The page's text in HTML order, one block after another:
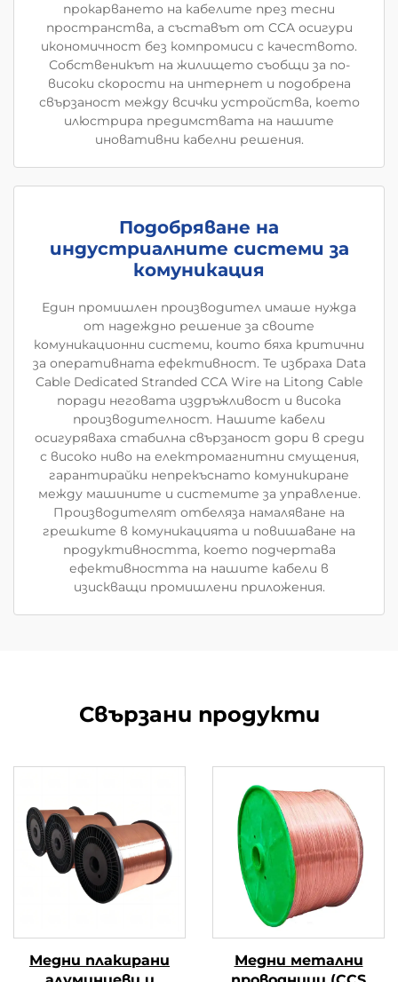
прокарването на кабелите през тесни
пространства, а съставът от CCA осигури
икономичност без компромиси с качеството.
Собственикът на жилището съобщи за по-
високи скорости на интернет и подобрена
свързаност между всички устройства, което
илюстрира предимствата на нашите
иновативни кабелни решения.
Подобряване на
индустриалните системи за
комуникация
Един промишлен производител имаше нужда
от надеждно решение за своите
комуникационни системи, които бяха критични
за оперативната ефективност. Те избраха Data
Cable Dedicated Stranded CCA Wire на Litong Cable
поради неговата издръжливост и висока
производителност. Нашите кабели
осигуряваха стабилна свързаност дори в среди
с високо ниво на електромагнитни смущения,
гарантирайки непрекъснато комуникиране
между машините и системите за управление.
Производителят отбеляза намаляване на
грешките в комуникацията и повишаване на
продуктивността, което подчертава
ефективността на нашите кабели в
изискващи промишлени приложения.
Свързани продукти
Медни плакирани
Медни метални